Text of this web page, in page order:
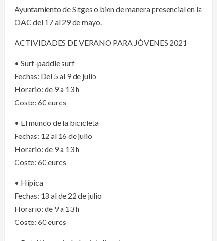
Ayuntamiento de Sitges o bien de manera presencial en la
OAC del 17 al 29 de mayo.
ACTIVIDADES DE VERANO PARA JÓVENES 2021
• Surf-paddle surf
Fechas: Del 5 al 9 de julio
Horario: de 9 a 13 h
Coste: 60 euros
• El mundo de la bicicleta
Fechas: 12 al 16 de julio
Horario: de 9 a 13 h
Coste: 60 euros
• Hípica
Fechas: 18 al de 22 de julio
Horario: de 9 a 13 h
Coste: 60 euros